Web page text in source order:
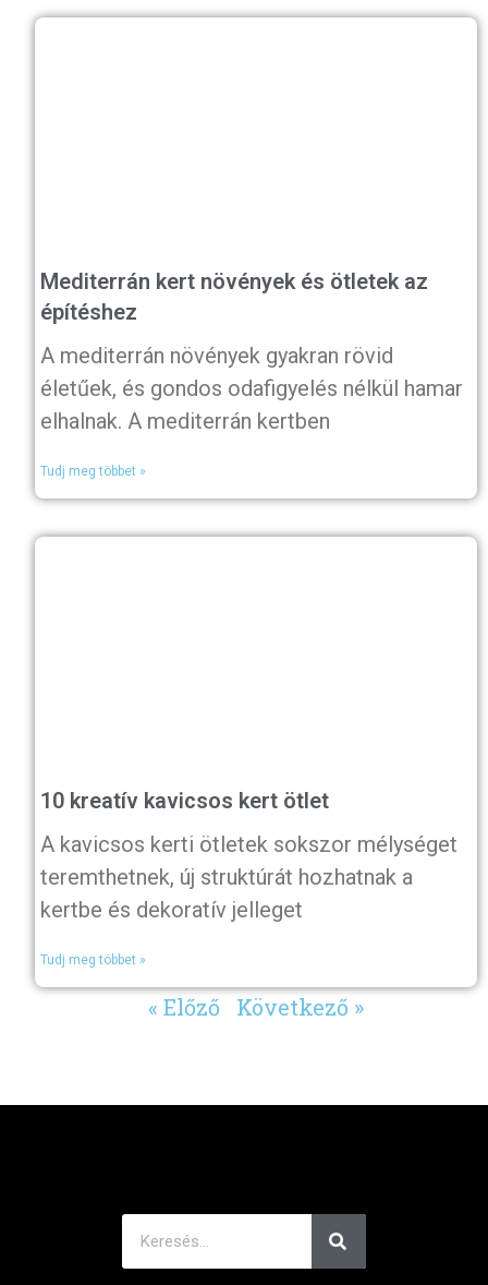
Mediterrán kert növények és ötletek az
építéshez
A mediterrán növények gyakran rövid
életűek, és gondos odafigyelés nélkül hamar
elhalnak. A mediterrán kertben
Tudj meg többet »
10 kreatív kavicsos kert ötlet
A kavicsos kerti ötletek sokszor mélységet
teremthetnek, új struktúrát hozhatnak a
kertbe és dekoratív jelleget
Tudj meg többet »
« Előző Következő »